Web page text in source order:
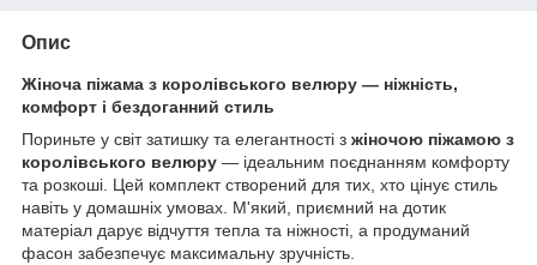
Опис
Жіноча піжама з королівського велюру — ніжність,
комфорт і бездоганний стиль
Пориньте у світ затишку та елегантності з жіночою піжамою з
королівського велюру — ідеальним поєднанням комфорту
та розкоші. Цей комплект створений для тих, хто цінує стиль
навіть у домашніх умовах. М'який, приємний на дотик
матеріал дарує відчуття тепла та ніжності, а продуманий
фасон забезпечує максимальну зручність.